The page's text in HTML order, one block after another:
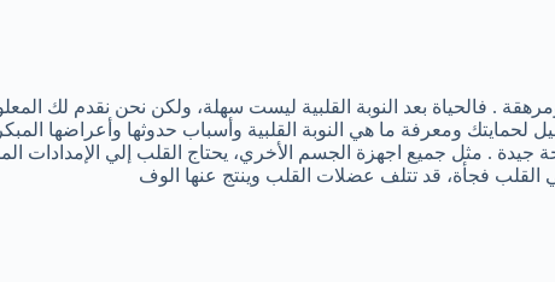
. فالحياة بعد النوبة القلبية ليست سهلة، ولكن نحن نقدم لك
لحمايتك ومعرفة ما هي النوبة القلبية وأسباب حدوثها وأعراضها
جيدة . مثل جميع اجهزة الجسم الأخري، يحتاج القلب إلي الإمدادات
القلب فجأة، قد تتلف عضلات القلب وينتج عنها الوف